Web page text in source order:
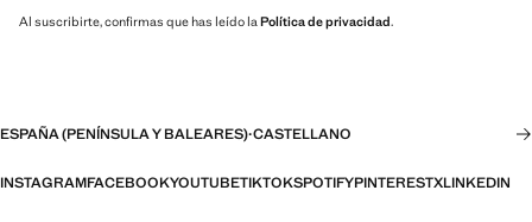
Al suscribirte, confirmas que has leído la Política de privacidad.
ESPAÑA (PENÍNSULA Y BALEARES)·CASTELLANO
INSTAGRAMFACEBOOKYOUTUBETIKTOKSPOTIFYPINTERESTXLINKEDIN